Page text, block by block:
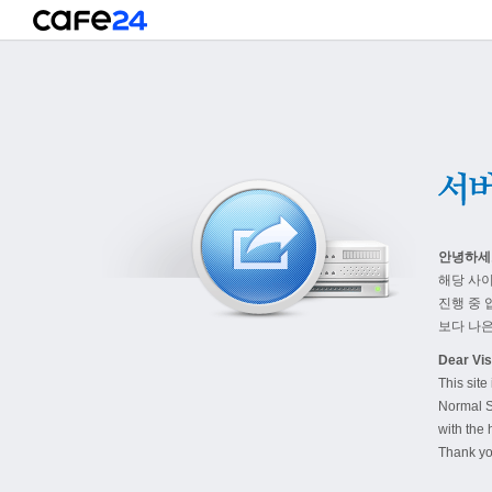
안녕하
해당 사
진행 중
보다 나
Dear
This site
Normal
with the
Thank